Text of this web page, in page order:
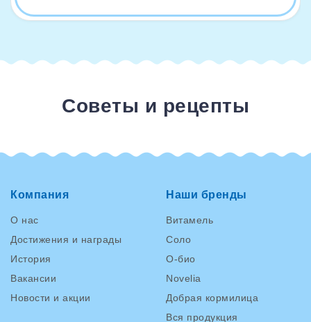
Советы и рецепты
Компания
О нас
Достижения и награды
История
Вакансии
Новости и акции
Наши бренды
Витамель
Соло
О-био
Novelia
Добрая кормилица
Вся продукция